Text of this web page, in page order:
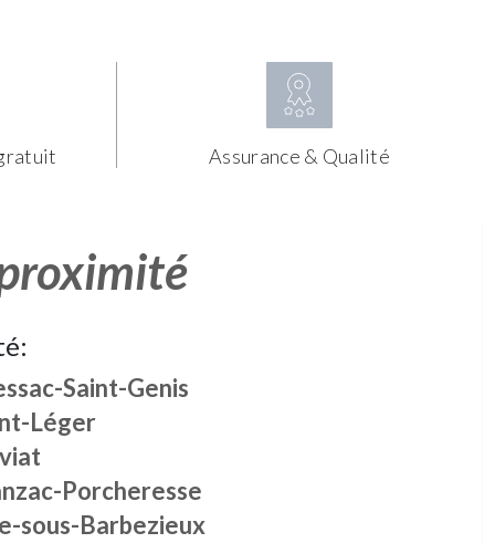
Assurance & Qualité
Saint-Genis
Léger
Porcheresse
sous-Barbezieux